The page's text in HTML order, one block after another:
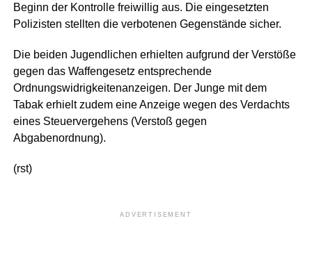
Beginn der Kontrolle freiwillig aus. Die eingesetzten
Polizisten stellten die verbotenen Gegenstände sicher.
Die beiden Jugendlichen erhielten aufgrund der Verstöße
gegen das Waffengesetz entsprechende
Ordnungswidrigkeitenanzeigen. Der Junge mit dem
Tabak erhielt zudem eine Anzeige wegen des Verdachts
eines Steuervergehens (Verstoß gegen
Abgabenordnung).
(rst)
ADVERTISEMENT